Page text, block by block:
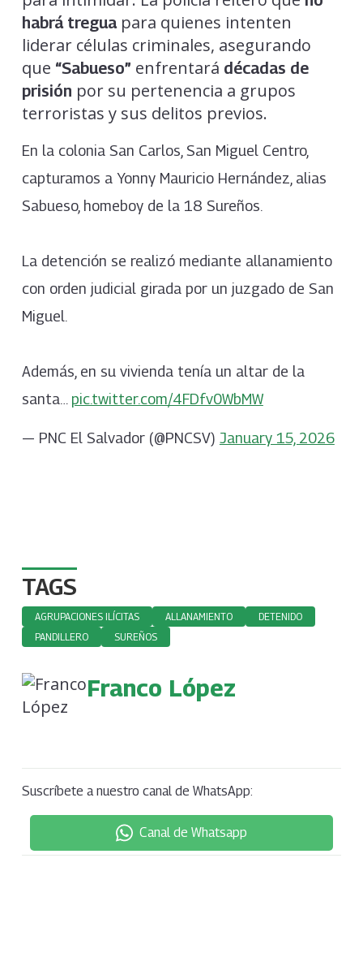
habrá treguapara quienes intenten
liderar células criminales, asegurando
que “Sabueso” enfrentará décadas de
prisión por su pertenencia a grupos
terroristas y sus delitos previos.
En la colonia San Carlos, San Miguel Centro,
capturamos a Yonny Mauricio Hernández, alias
Sabueso, homeboy de la 18 Sureños.
La detención se realizó mediante allanamiento
con orden judicial girada por un juzgado de San
Miguel.
Además, en su vivienda tenía un altar de la
santa… pic.twitter.com/4FDfv0WbMW
— PNC El Salvador (@PNCSV) January 15, 2026
TAGS
AGRUPACIONES ILÍCITAS ALLANAMIENTO
DETENIDO
PANDILLERO
SUREÑOS
Franco López
Suscríbete a nuestro canal de WhatsApp:
Canal de Whatsapp